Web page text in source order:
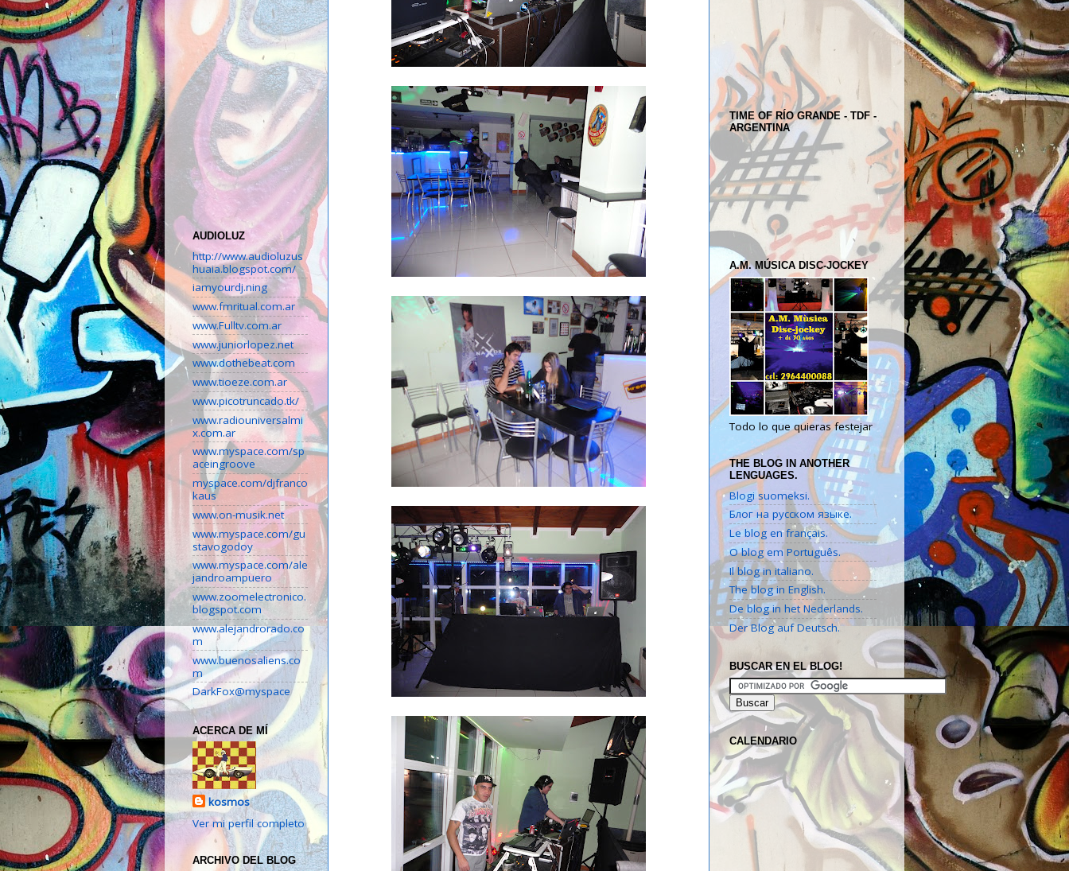
AUDIOLUZ
http://www.audioluzus
huaia.blogspot.com/
iamyourdj.ning
www.fmritual.com.ar
www.Fulltv.com.ar
www.juniorlopez.net
www.dothebeat.com
www.tioeze.com.ar
www.picotruncado.tk/
www.radiouniversalmi
x.com.ar
www.myspace.com/sp
aceingroove
myspace.com/djfranco
kaus
www.on-musik.net
www.myspace.com/gu
stavogodoy
www.myspace.com/ale
jandroampuero
www.zoomelectronico.
blogspot.com
www.alejandrorado.co
m
www.buenosaliens.co
m
DarkFox@myspace
ACERCA DE MÍ
kosmos
Ver mi perfil completo
ARCHIVO DEL BLOG
TIME OF RÍO GRANDE - TDF -
ARGENTINA
A.M. MÚSICA DISC-JOCKEY
Todo lo que quieras festejar
THE BLOG IN ANOTHER
LENGUAGES.
Blogi suomeksi.
Блог на русском языке.
Le blog en français.
O blog em Português.
Il blog in italiano.
The blog in English.
De blog in het Nederlands.
Der Blog auf Deutsch.
BUSCAR EN EL BLOG!
CALENDARIO